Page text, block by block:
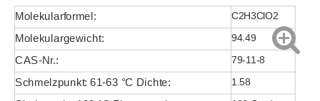
Wasserfreie organische Rohstoffe Schwefelsäure
Molekularformel: C2H3ClO2
Molekulargewicht: 94.49
CAS-Nr.: 79-11-8
Schmelzpunkt: 61-63 °C Dichte: 1.58